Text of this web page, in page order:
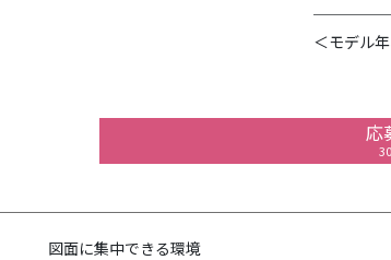
＜モデル
応
図面に集中できる環境